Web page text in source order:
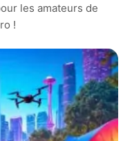
les amateurs de
!